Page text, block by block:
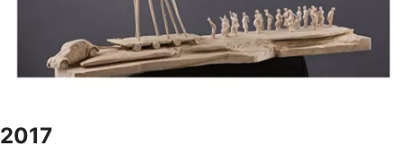
2017